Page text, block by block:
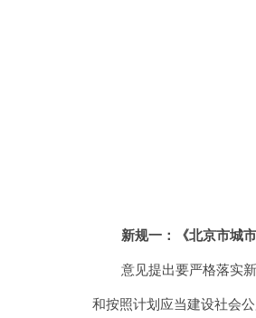
新规一：《北京市城市
意见提出要严格落实新
和按照计划应当建设社会